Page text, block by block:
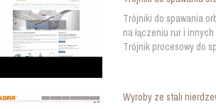
Trójniki do spawania
na łączeniu rur i
Trójnik procesowy do
Wyroby ze stali